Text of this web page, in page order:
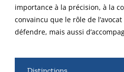
importance à la précision, à la
convaincu que le rôle de
défendre, mais aussi